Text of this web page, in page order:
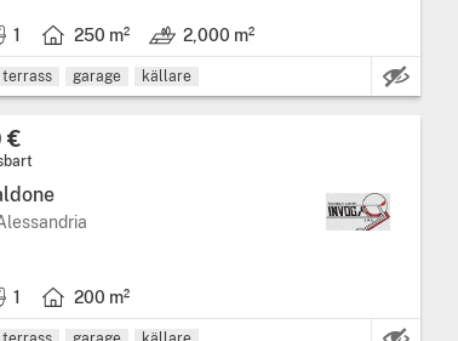
1 250 m²
Boarea: 250 kvadratmeter.
2,000 m²
Mark: 2,000 m².
terrass garage källare
€
Region: Piedmont, provins: Alessandria.
1 200 m²
Boarea: 200 kvadratmeter.